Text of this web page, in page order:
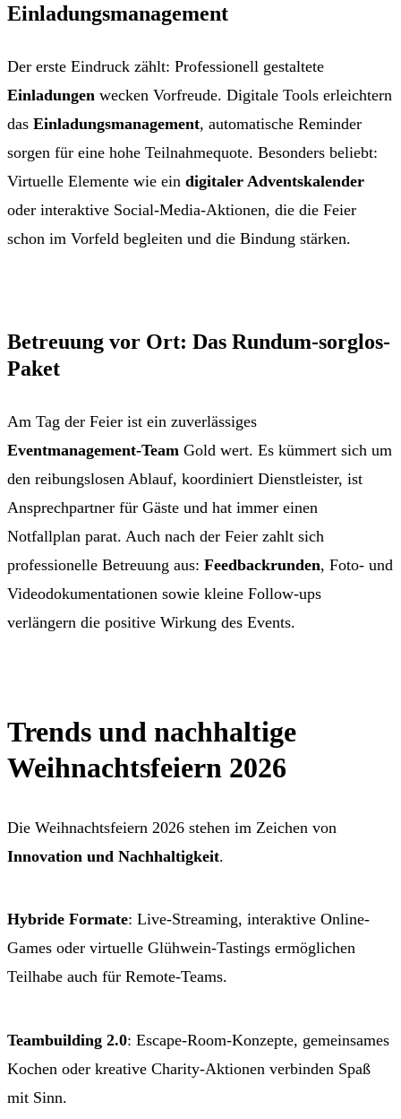
Einladungsmanagement
Der erste Eindruck zählt: Professionell gestaltete
Einladungen wecken Vorfreude. Digitale Tools erleichtern
das Einladungsmanagement, automatische Reminder
sorgen für eine hohe Teilnahmequote. Besonders beliebt:
Virtuelle Elemente wie ein digitaler Adventskalender
oder interaktive Social-Media-Aktionen, die die Feier
schon im Vorfeld begleiten und die Bindung stärken.
Betreuung vor Ort: Das Rundum-sorglos-
Paket
Am Tag der Feier ist ein zuverlässiges
Eventmanagement-Team Gold wert. Es kümmert sich um
den reibungslosen Ablauf, koordiniert Dienstleister, ist
Ansprechpartner für Gäste und hat immer einen
Notfallplan parat. Auch nach der Feier zahlt sich
professionelle Betreuung aus: Feedbackrunden, Foto- und
Videodokumentationen sowie kleine Follow-ups
verlängern die positive Wirkung des Events.
Trends und nachhaltige
Weihnachtsfeiern 2026
Die Weihnachtsfeiern 2026 stehen im Zeichen von
Innovation und Nachhaltigkeit.
Hybride Formate: Live-Streaming, interaktive Online-
Games oder virtuelle Glühwein-Tastings ermöglichen
Teilhabe auch für Remote-Teams.
Teambuilding 2.0: Escape-Room-Konzepte, gemeinsames
Kochen oder kreative Charity-Aktionen verbinden Spaß
mit Sinn.